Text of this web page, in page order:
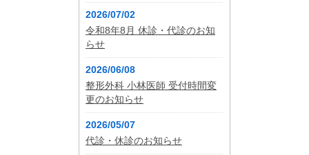
2026/07/02
令和8年8月 休診・代診のお知
らせ
2026/06/08
整形外科 小林医師 受付時間変
更のお知らせ
2026/05/07
代診・休診のお知らせ